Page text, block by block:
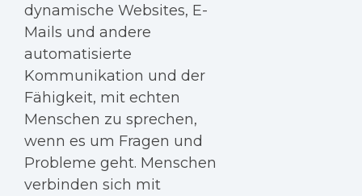
dynamische Websites, E-
Mails und andere
automatisierte
Kommunikation und der
Fähigkeit, mit echten
Menschen zu sprechen,
wenn es um Fragen und
Probleme geht. Menschen
verbinden sich mit